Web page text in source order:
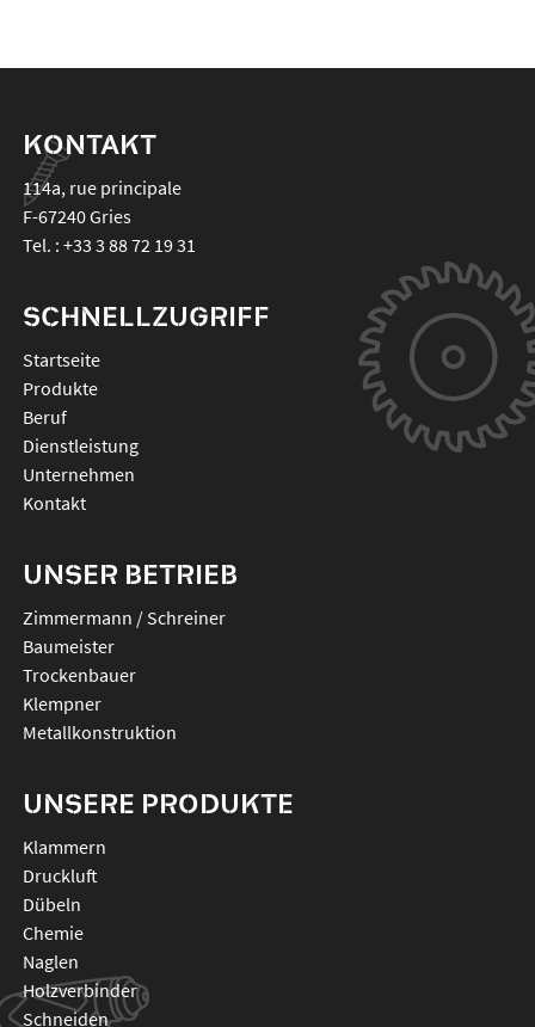
KONTAKT
114a, rue principale
F-67240Gries
Tel. : +33 3 88 72 19 31
SCHNELLZUGRIFF
Startseite
Produkte
Beruf
Dienstleistung
Unternehmen
Kontakt
UNSER BETRIEB
Zimmermann / Schreiner
Baumeister
Trockenbauer
Klempner
Metallkonstruktion
UNSERE PRODUKTE
klammern
druckluft
dübeln
chemie
naglen
holzverbinder
schneiden